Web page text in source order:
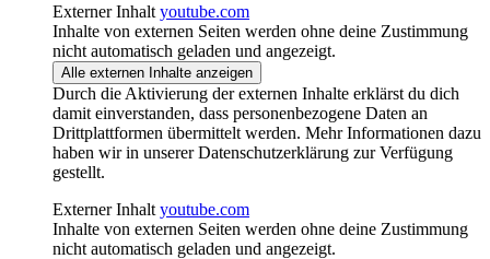
Externer Inhalt youtube.com
Inhalte von externen Seiten werden ohne deine Zustimmung
nicht automatisch geladen und angezeigt.
Alle externen Inhalte anzeigen
Durch die Aktivierung der externen Inhalte erklärst du dich
damit einverstanden, dass personenbezogene Daten an
Drittplattformen übermittelt werden. Mehr Informationen dazu
haben wir in unserer Datenschutzerklärung zur Verfügung
gestellt.
Externer Inhalt youtube.com
Inhalte von externen Seiten werden ohne deine Zustimmung
nicht automatisch geladen und angezeigt.